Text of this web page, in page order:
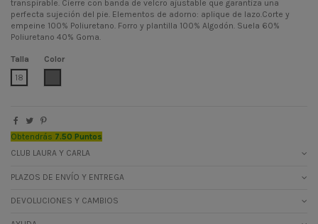
transpirable. Cierre con banda de velcro ajustable que garantiza una
perfecta sujeción del pie. Elementos de adorno: aplique de lazo.Corte y
empeine 100% Poliuretano. Forro y plantilla 100% Algodón. Suela 60%
Poliuretano 40% Goma.
Talla
18
Color
Obtendrás 7.50 Puntos
CLUB LAURA Y CARLA
PLAZOS DE ENVÍO Y ENTREGA
DEVOLUCIONES Y CAMBIOS